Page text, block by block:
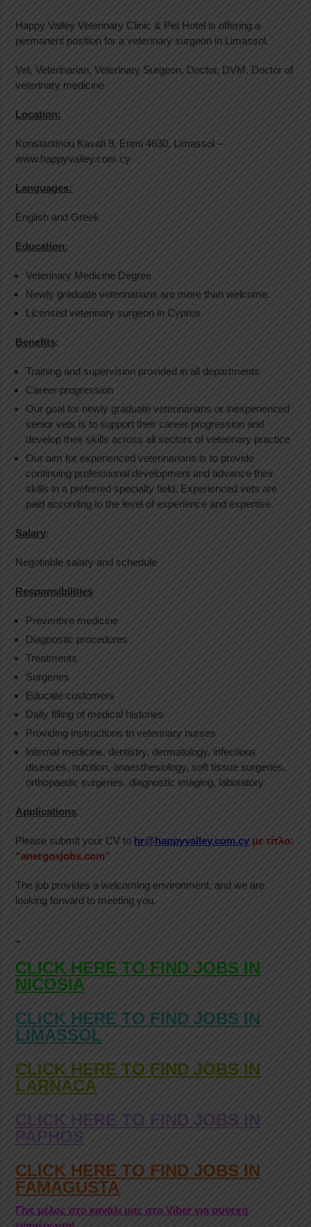
Happy Valley Veterinary Clinic & Pet Hotel is offering a
permanent position for a veterinary surgeon in Limassol.
Vet, Veterinarian, Veterinary Surgeon, Doctor, DVM, Doctor of
veterinary medicine
Location:
Konstantinou Kavafi 9, Erimi 4630, Limassol –
www.happyvalley.com.cy
Languages:
English and Greek
Education:
Veterinary Medicine Degree
Newly graduate veterinarians are more than welcome.
Licensed veterinary surgeon in Cyprus
Benefits:
Training and supervision provided in all departments
Career progression
Our goal for newly graduate veterinarians or inexperienced
senior vets is to support their career progression and
develop their skills across all sectors of veterinary practice
Our aim for experienced veterinarians is to provide
continuing professional development and advance their
skills in a preferred specialty field. Experienced vets are
paid according to the level of experience and expertise.
Salary:
Negotiable salary and schedule
Responsibilities
Preventive medicine
Diagnostic procedures
Treatments
Surgeries
Educate customers
Daily filling of medical histories
Providing instructions to veterinary nurses
Internal medicine, dentistry, dermatology, infectious
diseases, nutrition, anaesthesiology, soft tissue surgeries,
orthopaedic surgeries, diagnostic imaging, laboratory
Applications:
Please submit your CV to hr@happyvalley.com.cy με τίτλο:
“anergosjobs.com”
The job provides a welcoming environment, and we are
looking forward to meeting you.
CLICK HERE TO FIND JOBS IN
NICOSIA
CLICK HERE TO FIND JOBS IN
LIMASSOL
CLICK HERE TO FIND JOBS IN
LARNACA
CLICK HERE TO FIND JOBS IN
PAPHOS
CLICK HERE TO FIND JOBS IN
FAMAGUSTA
Γίνε μέλος στο κανάλι μας στο Viber για συνεχή